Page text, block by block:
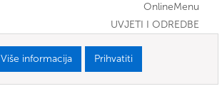
OnlineMenu
UVJETI I ODREDBE
Više informacija Prihvatiti